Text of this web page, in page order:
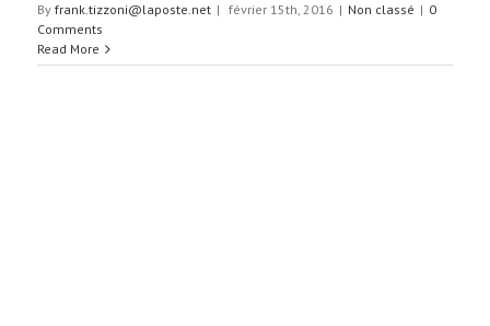
By frank.tizzoni@laposte.net | février 15th, 2016 | Non classé | 0
Comments
Read More